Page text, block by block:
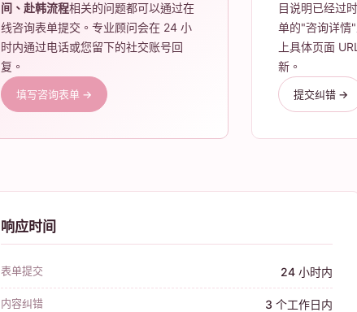
间、赴韩流程相关的问题都可以通过在
线咨询表单提交。专业顾问会在 24 小
时内通过电话或您留下的社交账号回
复。
填写咨询表单 →
目说明已经过
单的"咨询详情
上具体页面
新。
提交纠错 →
响应时间
表单提交 24 小时内
内容纠错 3 个工作日内